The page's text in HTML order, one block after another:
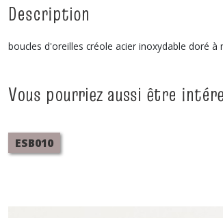
Description
boucles d'oreilles créole acier inoxydable doré à
Vous pourriez aussi être
ESB010